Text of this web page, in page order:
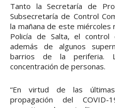
Tanto la Secretaría de
Subsecretaría de Control
la mañana de este miércoles
Policía de Salta, el control
además de algunos
barrios de la periferia.
concentración de personas.
“En virtud de las
propagación del